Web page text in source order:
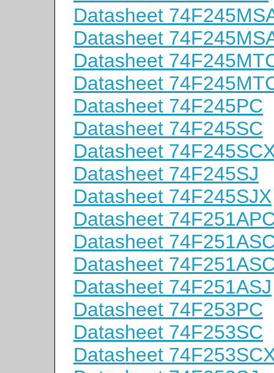
Datasheet
Datasheet
Datasheet
Datasheet
Datasheet 74F245PC
Datasheet 74F245SC
Datasheet
Datasheet 74F245SJ
Datasheet 74F245SJX
Datasheet
Datasheet
Datasheet
Datasheet 74F251ASJ
Datasheet 74F253PC
Datasheet 74F253SC
Datasheet